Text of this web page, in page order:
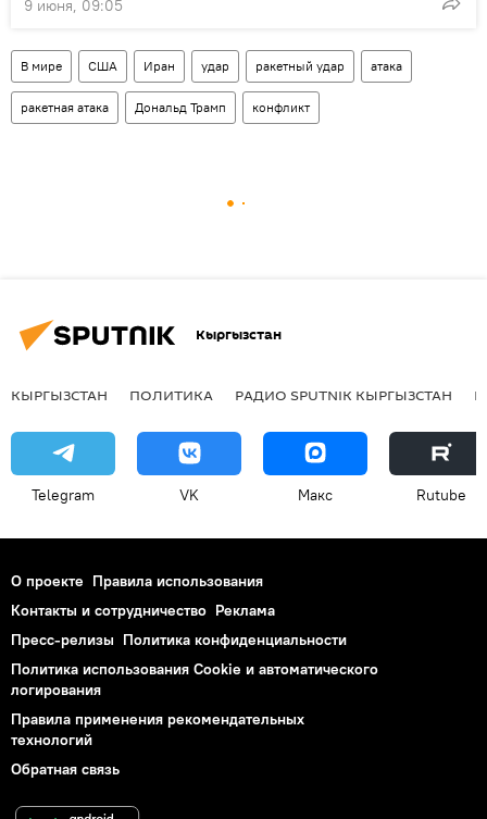
9 июня, 09:05
В мире США Иран удар ракетный удар атака
ракетная атака Дональд Трамп конфликт
Кыргызстан
КЫРГЫЗСТАН ПОЛИТИКА РАДИО SPUTNIK КЫРГЫЗСТАН
Telegram VK Макс Rutube
О проекте Правила использования
Контакты и сотрудничество Реклама
Пресс-релизы Политика конфиденциальности
Политика использования Cookie и автоматического
логирования
Правила применения рекомендательных
технологий
Обратная связь